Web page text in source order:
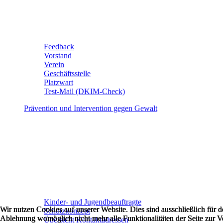
Feedback
Vorstand
Verein
Geschäftsstelle
Platzwart
Test-Mail (DKIM-Check)
Prävention und Intervention gegen Gewalt
Kinder- und Jugendbeauftragte
Schutzkonzept
Übersicht Kontaktadressen
Wir nutzen Cookies auf unserer Website. Dies sind ausschließlich
Ablehnung womöglich nicht mehr alle Funktionalitäten der Seite zur
Wir nutzen Cookies auf unserer Website. Dies sind ausschließlich
Ablehnung womöglich nicht mehr alle Funktionalitäten der Seite zur
Wir nutzen Cookies auf unserer Website. Dies sind ausschließlich
Ablehnung womöglich nicht mehr alle Funktionalitäten der Seite zur